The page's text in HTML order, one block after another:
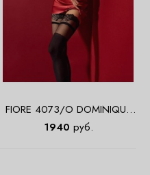
FIORE 4073/O DOMINIQUE
40 DEN Чулки
1940 руб.